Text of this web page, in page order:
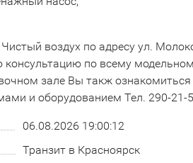
воздух по адресу ул.
консультацию по всему
зале Вы такж ознакомиться
и оборудованием Тел. 290-21-
06.08.2026 19:00:12
Транзит в Красноярск